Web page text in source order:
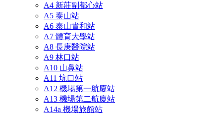
A4 新莊副都心站
A5 泰山站
A6 泰山貴和站
A7 體育大學站
A8 長庚醫院站
A9 林口站
A10 山鼻站
A11 坑口站
A12 機場第一航廈站
A13 機場第二航廈站
A14a 機場旅館站